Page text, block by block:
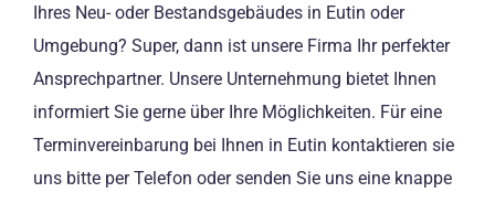
Ihres Neu- oder Bestandsgebäudes in Eutin oder
Umgebung? Super, dann ist unsere Firma Ihr perfekter
Ansprechpartner. Unsere Unternehmung bietet Ihnen
informiert Sie gerne über Ihre Möglichkeiten. Für eine
Terminvereinbarung bei Ihnen in Eutin kontaktieren sie
uns bitte per Telefon oder senden Sie uns eine knappe